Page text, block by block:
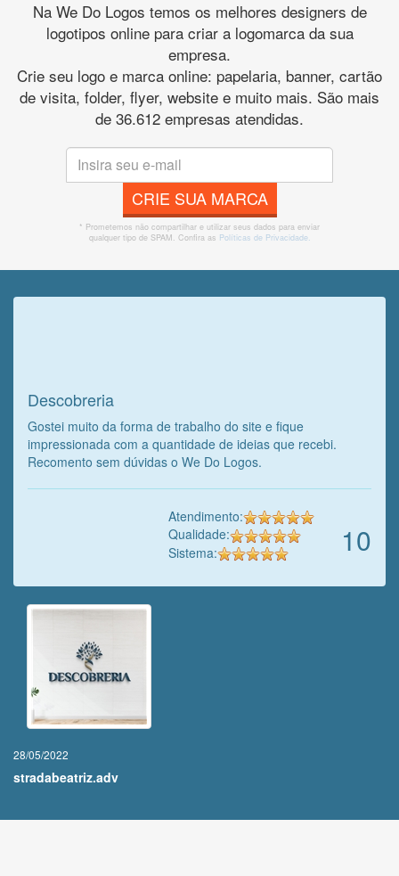
Na We Do Logos temos os melhores designers de
logotipos online para criar a logomarca da sua
empresa.
Crie seu logo e marca online: papelaria, banner, cartão
de visita, folder, flyer, website e muito mais. São mais
de 36.612 empresas atendidas.
CRIE SUA MARCA
* Prometemos não compartilhar e utilizar seus dados para enviar
qualquer tipo de SPAM. Confira as Políticas de Privacidade.
Descobreria
Gostei muito da forma de trabalho do site e fique
impressionada com a quantidade de ideias que recebi.
Recomento sem dúvidas o We Do Logos.
10
Atendimento:
Qualidade:
Sistema:
28/05/2022
stradabeatriz.adv